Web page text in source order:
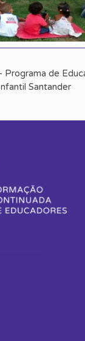
Programa de
Santander